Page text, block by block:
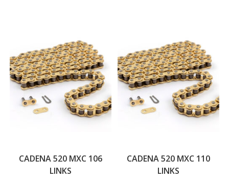
CADENA 520 MXC 106
LINKS
CADENA 520 MXC 110
LINKS